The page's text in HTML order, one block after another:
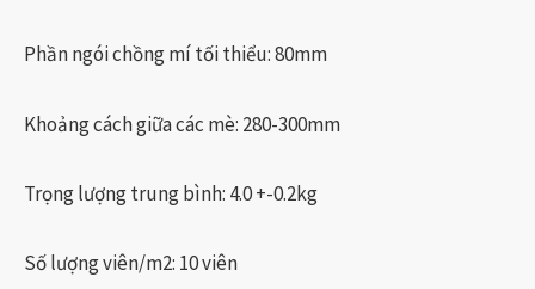
Phần ngói chồng mí tối thiểu: 80mm
Khoảng cách giữa các mè: 280-300mm
Trọng lượng trung bình: 4.0 +-0.2kg
Số lượng viên/m2: 10 viên